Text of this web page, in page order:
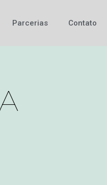
Parcerias Contato